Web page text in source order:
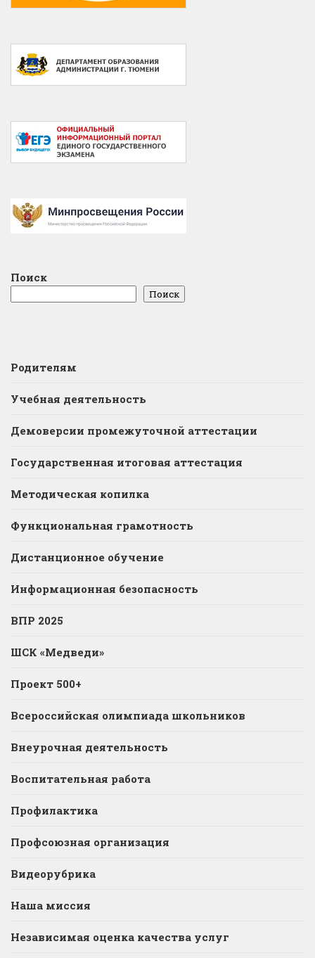
Поиск
Поиск
Родителям
Учебная деятельность
Демоверсии промежуточной аттестации
Государственная итоговая аттестация
Методическая копилка
Функциональная грамотность
Дистанционное обучение
Информационная безопасность
ВПР 2025
ШСК «Медведи»
Проект 500+
Всероссийская олимпиада школьников
Внеурочная деятельность
Воспитательная работа
Профилактика
Профсоюзная организация
Видеорубрика
Наша миссия
Независимая оценка качества услуг